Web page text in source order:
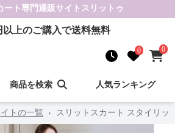
ート 専門通販サイト スリットゥ
以上のご購入で送料無料
0 0
商品を検索 人気ランキング
イトの一覧 › スリットスカート スタイリッ